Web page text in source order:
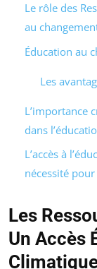
Le rôle des
au
Éducation au
Les
L’importance
dans
L’accès à
nécessité
Les
Un Accès